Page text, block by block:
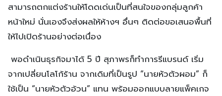
สามารถตกแต่งร้านให้โดดเด่นเป็นที่สนใจของกลุ่มลูกค้า
หน้าใหม่ นั่นเองจึงส่งผลให้ห้างฯ อื่นๆ ติดต่อขอเสนอพื้นที่
ให้ไปเปิดร้านอย่างต่อเนื่อง
พอดำเนินธุรกิจมาได้ 5 ปี สุภาพรก็ทำการรีแบรนด์ เริ่ม
จากเปลี่ยนโลโก้ร้าน จากเดิมที่เป็นรูป “นายหัวตัวผอม” ก็
ใช้เป็น “นายหัวตัวอ้วน” แทน พร้อมออกแบบลายแพ็คเกจ